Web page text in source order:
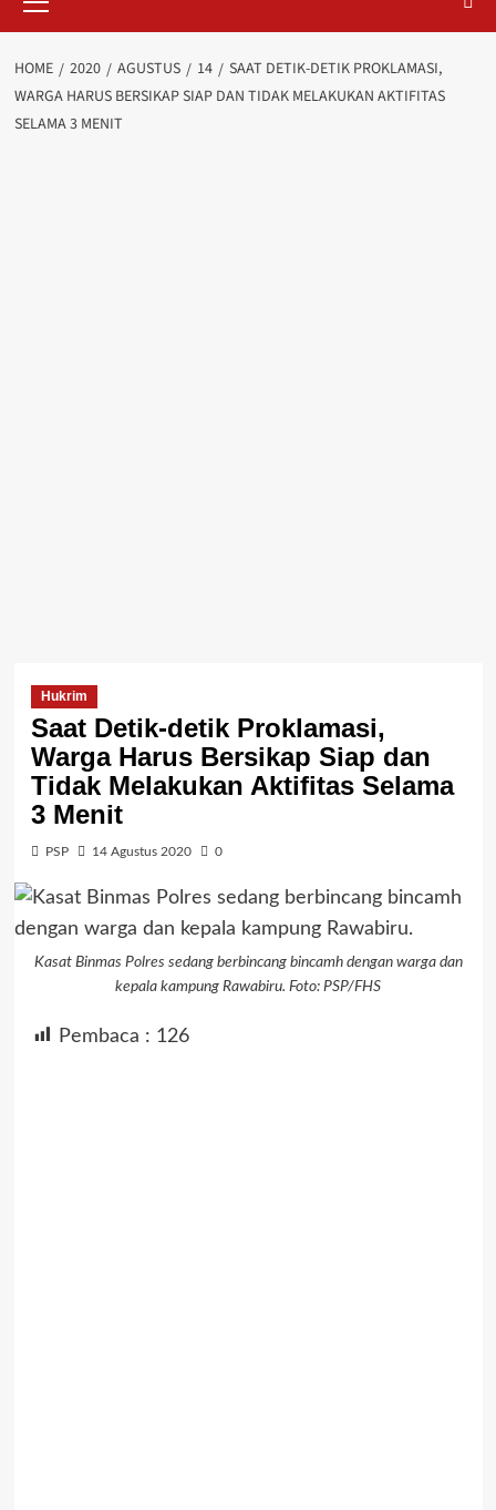
Menu
HOME 2020 AGUSTUS 14
SAAT DETIK-DETIK PROKLAMASI,
WARGA HARUS BERSIKAP SIAP DAN TIDAK MELAKUKAN AKTIFITAS
SELAMA 3 MENIT
Hukrim
Saat Detik-detik Proklamasi,
Warga Harus Bersikap Siap dan
Tidak Melakukan Aktifitas Selama
3 Menit
PSP 14 Agustus 2020 0
Kasat Binmas Polres sedang berbincang bincamh dengan warga dan
kepala kampung Rawabiru. Foto: PSP/FHS
Pembaca : 126